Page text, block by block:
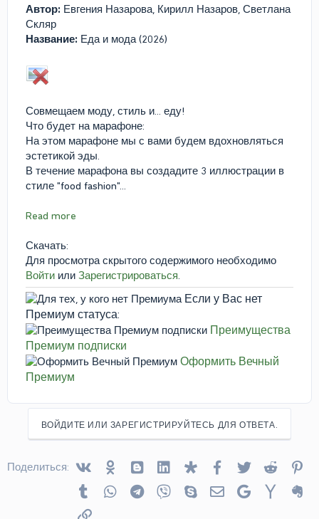
Автор: Евгения Назарова, Кирилл Назаров, Светлана
Скляр
Название: Еда и мода (2026)
Совмещаем моду, стиль и... еду!
Что будет на марафоне:
На этом марафоне мы с вами будем вдохновляться
эстетикой эды.
В течение марафона вы создадите 3 иллюстрации в
стиле "food fashion"...
Read more
Скачать:
Для просмотра скрытого содержимого необходимо
Войти или Зарегистрироваться
Если у Вас нет
Премиум статуса:
Преимущества
Премиум подписки
Оформить Вечный
Премиум
ВОЙДИТЕ ИЛИ ЗАРЕГИСТРИРУЙТЕСЬ ДЛЯ ОТВЕТА.
Поделиться: VkontakteOdnoklassniki
Blogger Linked InDiasporaFacebook
TwitterReddit
Tumblr WhatsAppTelegram
Viber SkypeЭлектронная почта
Google Yahoo
Ссылка